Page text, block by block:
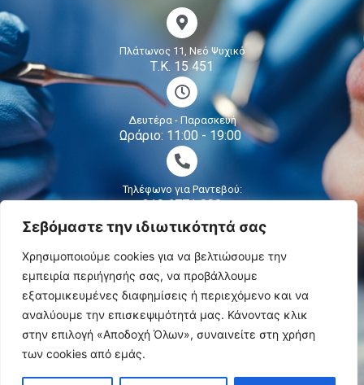
Σεβόμαστε την ιδιωτικότητά σας
Χρησιμοποιούμε cookies για να βελτιώσουμε την
εμπειρία περιήγησής σας, να προβάλλουμε
εξατομικευμένες διαφημίσεις ή περιεχόμενο και να
αναλύουμε την επισκεψιμότητά μας. Κάνοντας κλικ
στην επιλογή «Αποδοχή Όλων», συναινείτε στη χρήση
των cookies από εμάς.
Πλάτωνος 11, Νεό Ψυχικό
Τ.Κ. 15 451
Δευτέρα - Παρασκευή
Ωράριο: 11:00 - 19:00
Τηλέφωνο για Ραντεβού:
210 6771 080
Email:info@dentalemphasis.gr|stavdim@otenet.gr
Copyright 2022 by: